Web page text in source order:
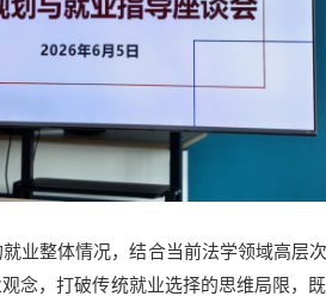
业整体情况，结合当前法学领域高层
念，打破传统就业选择的思维局限，